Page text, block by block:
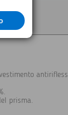
prisma.